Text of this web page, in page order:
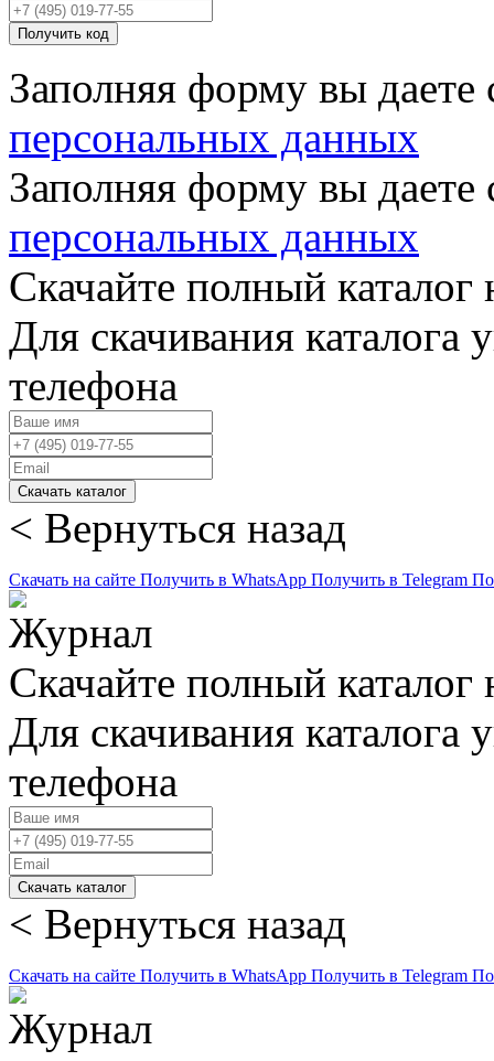
Получить код
Заполняя форму вы даете
персональных данных
Заполняя форму вы даете
персональных данных
Скачайте полный
Для скачивания
телефона
Скачать каталог
< Вернуться назад
Скачать на сайте Получить в WhatsApp Получить в Telegram
Скачайте полный
Для скачивания
телефона
Скачать каталог
< Вернуться назад
Скачать на сайте Получить в WhatsApp Получить в Telegram